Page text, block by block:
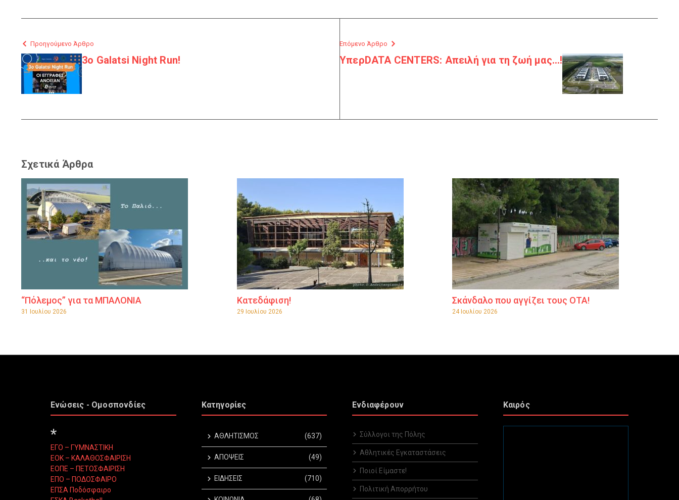
Προηγούμενο Άρθρο
3ο Galatsi Night Run!
Επόμενο Άρθρο
ΥπερDATA CENTERS: Απειλή για τη ζωή μας…!
Σχετικά Άρθρα
“Πόλεμος” για τα ΜΠΑΛΟΝΙΑ
31 Ιουλίου 2026
Κατεδάφιση!
29 Ιουλίου 2026
Σκάνδαλο που αγγίζει τους ΟΤΑ!
24 Ιουλίου 2026
Ενώσεις - Ομοσπονδίες
*
ΕΓΟ – ΓΥΜΝΑΣΤΙΚΗ
ΕΟΚ – ΚΑΛΑΘΟΣΦΑΙΡΙΣΗ
ΕΟΠΕ – ΠΕΤΟΣΦΑΙΡΙΣΗ
ΕΠΟ – ΠΟΔΟΣΦΑΙΡΟ
ΕΠΣΑ Ποδόσφαιρο
Κατηγορίες
ΑΘΛΗΤΙΣΜΟΣ (637)
ΑΠΟΨΕΙΣ (49)
ΕΙΔΗΣΕΙΣ (710)
Ενδιαφέρουν
Σύλλογοι της Πόλης
Αθλητικές Εγκαταστάσεις
Ποιοί Είμαστε!
Πολιτική Απορρήτου
Καιρός